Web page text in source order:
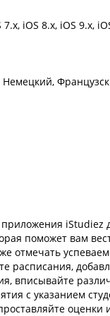
iOS 8.x, iOS 9.x,
Немецкий,
iStudiez
поможет вам
отмечать
расписания,
вписывайте
с указанием
оценки